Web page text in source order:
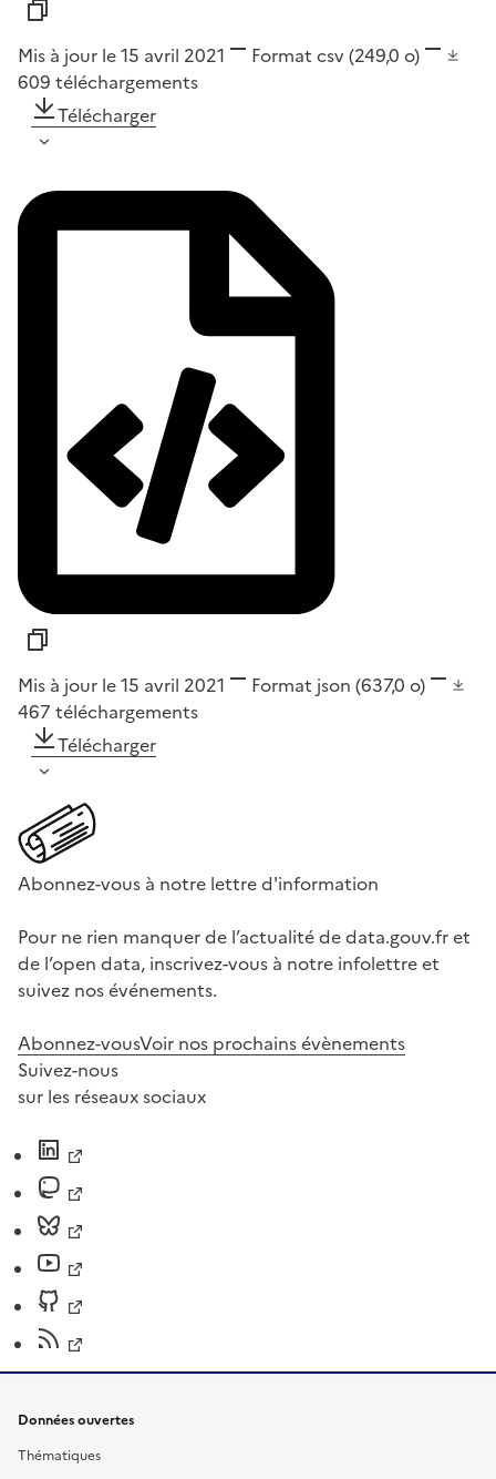
Mis à jour le 15 avril 2021 Format csv(249,0 o)
609 téléchargements
Télécharger
Mis à jour le 15 avril 2021 Format json (637,0 o)
467 téléchargements
Télécharger
Abonnez-vous à notre lettre d'information
Pour ne rien manquer de l’actualité de data.gouv.fr et
de l’open data, inscrivez-vous à notre infolettre et
suivez nos événements.
Abonnez-vousVoir nos prochains évènements
Suivez-nous
sur les réseaux sociaux
Données ouvertes
Thématiques